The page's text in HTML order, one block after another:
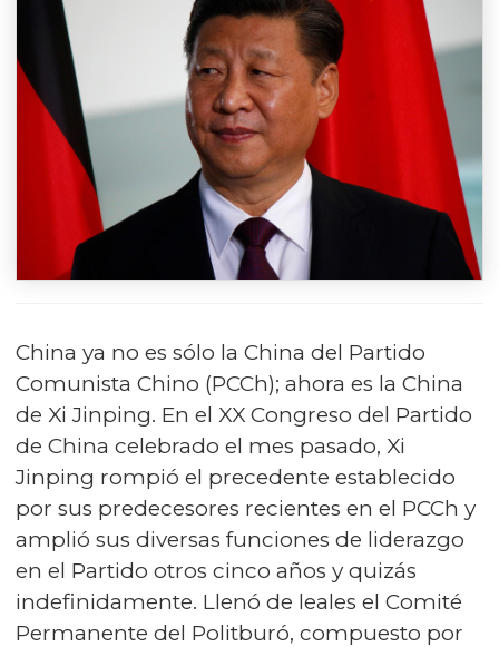
China ya no es sólo la China del Partido
Comunista Chino (PCCh); ahora es la China
de Xi Jinping. En el XX Congreso del Partido
de China celebrado el mes pasado, Xi
Jinping rompió el precedente establecido
por sus predecesores recientes en el PCCh y
amplió sus diversas funciones de liderazgo
en el Partido otros cinco años y quizás
indefinidamente. Llenó de leales el Comité
Permanente del Politburó, compuesto por